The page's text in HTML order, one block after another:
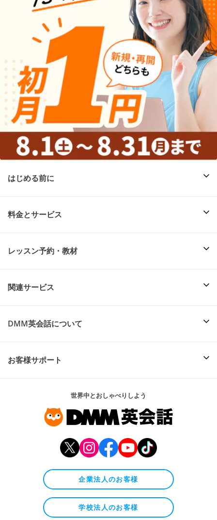
はじめる前に
料金とサービス
レッスン予約・教材
関連サービス
DMM英会話について
お客様サポート
世界中とおしゃべりしよう
企業法人のお客様
学校法人のお客様